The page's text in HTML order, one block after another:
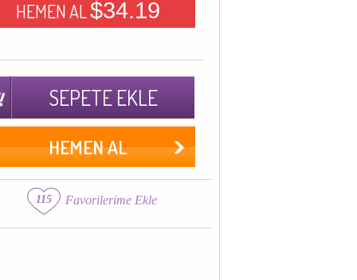
HEMEN AL$34.19
SEPETE EKLE
HEMEN AL
115 Favorilerime Ekle